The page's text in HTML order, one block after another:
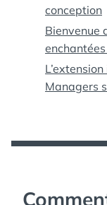
conception
Bienvenue
Managers